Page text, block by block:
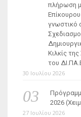
πλήρωση
γνωστικό
Κιλκίς
του
30 Ιουλίου 2026
2026
27 Ιουλίου 2026